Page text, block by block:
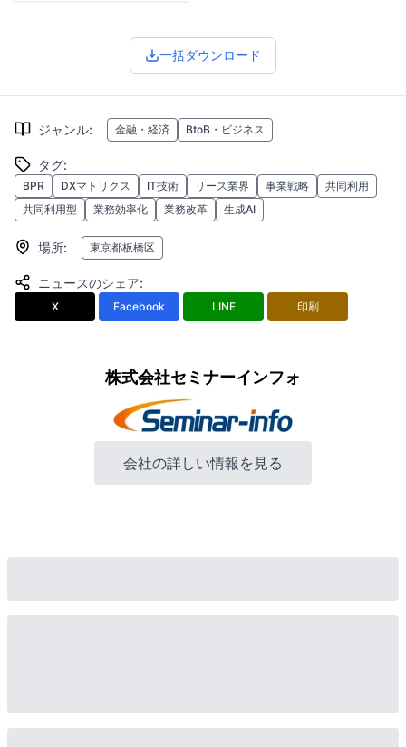
一括ダウンロード
ジャンル: 金融・経済 BtoB・ビジネス
タグ:
BPR DXマトリクス IT技術 リース業界 事業戦略
共同利用
共同利用型
業務効率化 業務改革 生成AI
場所: 東京都板橋区
ニュースのシェア:
X Facebook LINE 印刷
株式会社セミナーインフォ
会社の詳しい情報を見る